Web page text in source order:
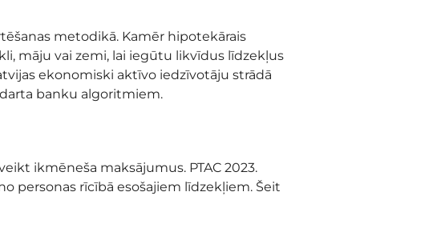
metodikā. Kamēr hipotekārais
māju vai zemi, lai iegūtu likvīdus līdzekļus
ekonomiski aktīvo iedzīvotāju strādā
banku algoritmiem.
ikmēneša maksājumus. PTAC 2023.
personas rīcībā esošajiem līdzekļiem. Šeit